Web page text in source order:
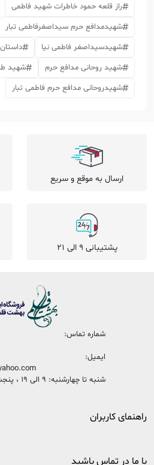
راز قلعه حمود خاطرات شهید فاطمی
شهیدمدافع حرم سیداصغرفاطمی تبار
شهیدسیداصغر فاطمی نیا
شهید روحانی مدافع حرم
شهید
شهیدروحانی مدافع حرم فاطمی تبار
ارسال به موقع و سریع
پشتیبانی 9 الی 21
شماره تماس:
ایمیل:
شنبه تا چهارشنبه: 9 الی 19 ، پنجشنبه 9:30 الی 13:30
راهنمای کاربران
با ما در تماس باشید